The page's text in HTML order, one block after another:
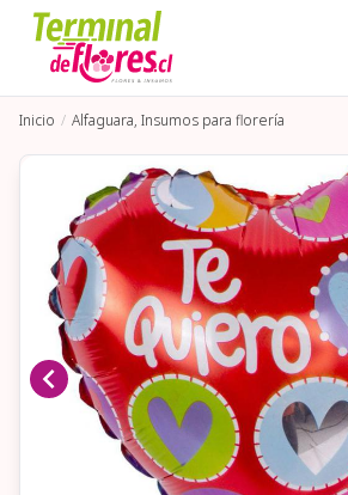
Inicio Alfaguara, Insumos para florería